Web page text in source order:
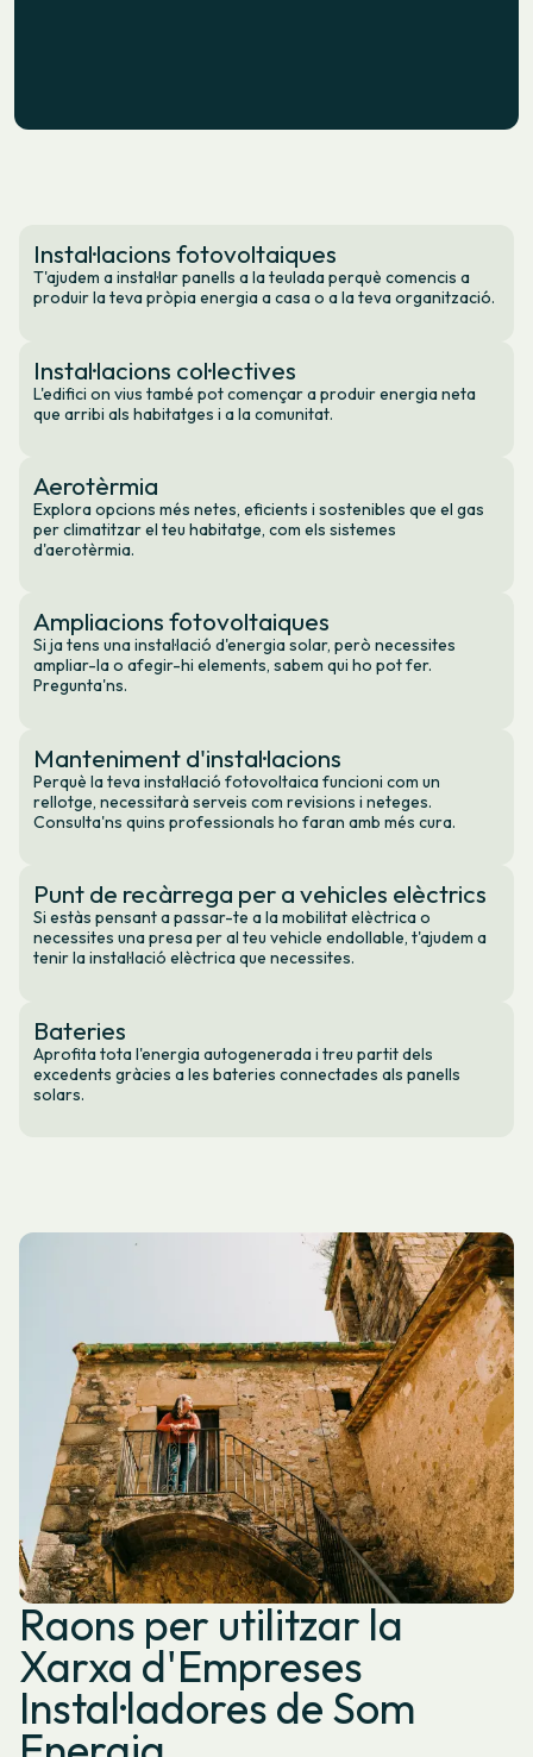
Instal·lacions fotovoltaiques
T'ajudem a instal·lar panells a la teulada perquè comencis a
produir la teva pròpia energia a casa o a la teva organització.
Instal·lacions col·lectives
L'edifici on vius també pot començar a produir energia neta
que arribi als habitatges i a la comunitat.
Aerotèrmia
Explora opcions més netes, eficients i sostenibles que el gas
per climatitzar el teu habitatge, com els sistemes
d'aerotèrmia.
Ampliacions fotovoltaiques
Si ja tens una instal·lació d'energia solar, però necessites
ampliar-la o afegir-hi elements, sabem qui ho pot fer.
Pregunta'ns.
Manteniment d'instal·lacions
Perquè la teva instal·lació fotovoltaica funcioni com un
rellotge, necessitarà serveis com revisions i neteges.
Consulta'ns quins professionals ho faran amb més cura.
Punt de recàrrega per a vehicles elèctrics
Si estàs pensant a passar-te a la mobilitat elèctrica o
necessites una presa per al teu vehicle endollable, t'ajudem a
tenir la instal·lació elèctrica que necessites.
Bateries
Aprofita tota l'energia autogenerada i treu partit dels
excedents gràcies a les bateries connectades als panells
solars.
Raons per utilitzar la
Xarxa d'Empreses
Instal·ladores de Som